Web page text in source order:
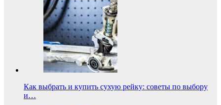
Как выбрать и купить сухую рейку: советы по выбору
и…